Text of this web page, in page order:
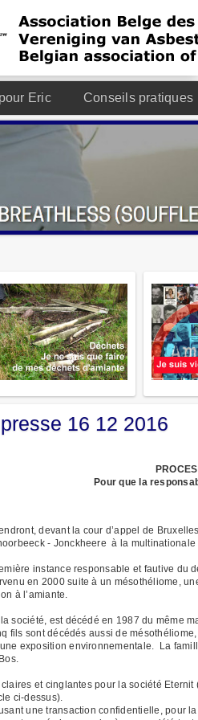
pour Eric Conseils pratiques
16 12 2016
Pour que la
devant la cour d’appel de
- Jonckheere à la
instance responsable et fautive du
en 2000 suite à un mésothéliome,
à l’amiante.
société, est décédé en 1987 du même
fils sont décédés aussi de mésothéliome,
exposition environnementale. La
et cinglantes pour la société Eternit
ci-dessus).
une transaction confidentielle, pour